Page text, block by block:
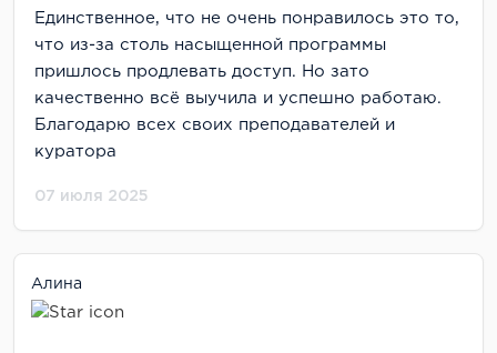
Единственное, что не очень понравилось это то,
что из-за столь насыщенной программы
пришлось продлевать доступ. Но зато
качественно всё выучила и успешно работаю.
Благодарю всех своих преподавателей и
куратора
07 июля 2025
Алина